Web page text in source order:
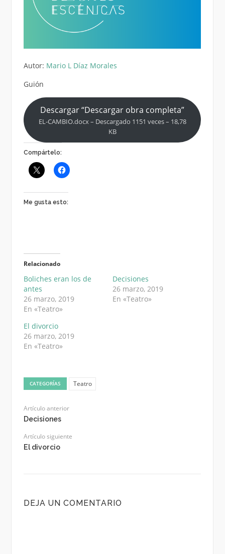
Autor: Mario L Díaz Morales
Guión
Descargar “Descargar obra completa”
EL-CAMBIO.docx – Descargado 1151 veces – 18,78
KB
Compártelo:
Me gusta esto:
Relacionado
Boliches eran los de
antes
26 marzo, 2019
En «Teatro»
Decisiones
26 marzo, 2019
En «Teatro»
El divorcio
26 marzo, 2019
En «Teatro»
CATEGORÍAS Teatro
Artículo anterior
Decisiones
Artículo siguiente
El divorcio
DEJA UN COMENTARIO